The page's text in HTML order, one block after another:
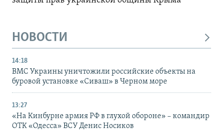
НОВОСТИ
14:18
ВМС Украины уничтожили российские объекты на
буровой установке «Сиваш» в Черном море
13:27
«На Кинбурне армия РФ в глухой обороне» – командир
ОТК «Одесса» ВСУ Денис Носиков